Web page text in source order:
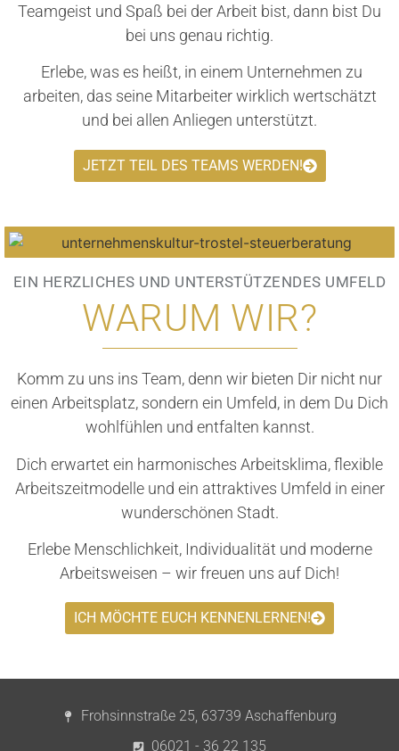
Teamgeist und Spaß bei der Arbeit bist, dann bist Du
bei uns genau richtig.
Erlebe, was es heißt, in einem Unternehmen zu
arbeiten, das seine Mitarbeiter wirklich wertschätzt
und bei allen Anliegen unterstützt.
JETZT TEIL DES TEAMS WERDEN!
EIN HERZLICHES UND UNTERSTÜTZENDES UMFELD
WARUM WIR?
Komm zu uns ins Team, denn wir bieten Dir nicht nur
einen Arbeitsplatz, sondern ein Umfeld, in dem Du Dich
wohlfühlen und entfalten kannst.
Dich erwartet ein harmonisches Arbeitsklima, flexible
Arbeitszeitmodelle und ein attraktives Umfeld in einer
wunderschönen Stadt.
Erlebe Menschlichkeit, Individualität und moderne
Arbeitsweisen – wir freuen uns auf Dich!
ICH MÖCHTE EUCH KENNENLERNEN!
Frohsinnstraße 25, 63739 Aschaffenburg
06021 - 36 22 135